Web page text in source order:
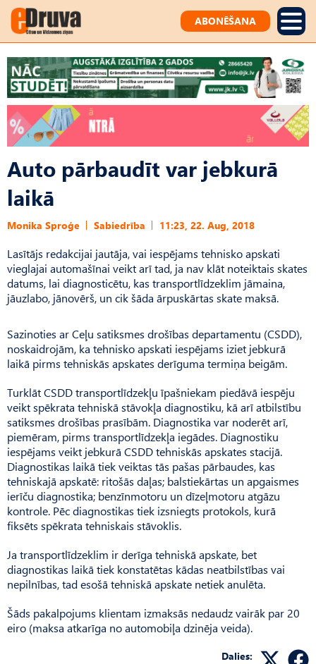
ABONĒŠANA
Auto pārbaudīt var jebkurā
laikā
Monika Sproģe Sabiedrība 11:23, 22. Aug, 2018
Lasītājs redakcijai jautāja, vai iespējams tehnisko apskati
vieglajai automašīnai veikt arī tad, ja nav klāt noteiktais skates
datums, lai diagnosticētu, kas transportlīdzeklim jāmaina,
jāuzlabo, jānovērš, un cik šāda ārpuskārtas skate maksā.
Sazinoties ar Ceļu satiksmes drošības departamentu (CSDD),
noskaidrojām, ka tehnisko apskati iespējams iziet jebkurā
laikā pirms tehniskās apskates derīguma termiņa beigām.
Turklāt CSDD transportlīdzekļu īpašniekam piedāvā iespēju
veikt spēkrata tehniskā stāvokļa diagnostiku, kā arī atbilstību
satiksmes drošības prasībām. Diagnostika var noderēt arī,
piemēram, pirms transportlīdzekļa iegādes. Diagnostiku
iespējams veikt jebkurā CSDD tehniskās apskates stacijā.
Diagnostikas laikā tiek veiktas tās pašas pārbaudes, kas
tehniskajā apskatē: ritošās daļas; balstiekārtas un apgaismes
ierīču diagnostika; benzīnmotoru un dīzeļmotoru atgāzu
kontrole. Pēc diagnostikas tiek izsniegts protokols, kurā
fiksēts spēkrata tehniskais stāvoklis.
Ja transportlīdzeklim ir derīga tehniskā apskate, bet
diagnostikas laikā tiek konstatētas kādas neatbilstības vai
nepilnības, tad esošā tehniskā apskate netiek anulēta.
Šāds pakalpojums klientam izmaksās nedaudz vairāk par 20
eiro (maksa atkarīga no automobiļa dzinēja veida).
Dalies: